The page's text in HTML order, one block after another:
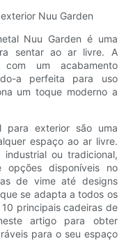
Nuu Garden
Nuu Garden é uma
sentar ao ar livre. A
um acabamento
a perfeita para uso
um toque moderno a
para exterior são uma
espaço ao ar livre.
ou tradicional,
disponíveis no
de vime até designs
se adapta a todos os
principais cadeiras de
artigo para obter
​​para o seu espaço